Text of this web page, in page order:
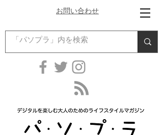
お問い合わせ